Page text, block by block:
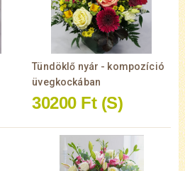
Tündöklő nyár - kompozíció
üvegkockában
30200 Ft (S)